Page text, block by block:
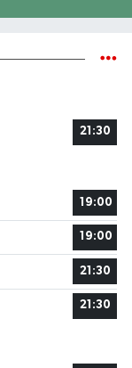
21:30
19:00
19:00
21:30
21:30